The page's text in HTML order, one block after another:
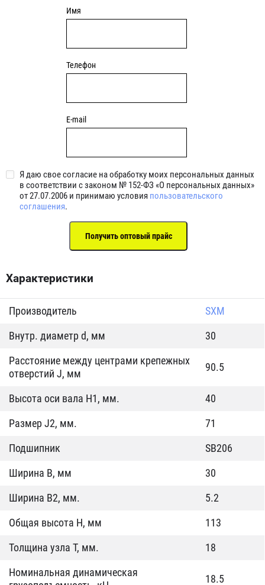
Имя
Телефон
E-mail
Я даю свое согласие на обработку моих персональных данных
в соответствии с законом № 152-ФЗ «О персональных данных»
от 27.07.2006 и принимаю условия пользовательского
соглашения.
Характеристики
Производитель
SXM
Внутр. диаметр d, мм
30
Расстояние между центрами крепежных
отверстий J, мм
90.5
Высота оси вала H1, мм.
40
Размер J2, мм.
71
Подшипник
SB206
Ширина B, мм
30
Ширина B2, мм.
5.2
Общая высота H, мм
113
Толщина узла T, мм.
18
Номинальная динамическая
18.5